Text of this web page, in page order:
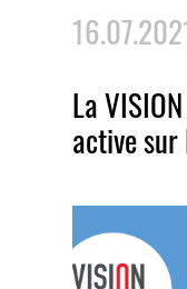
La
active